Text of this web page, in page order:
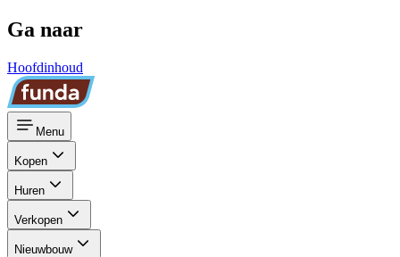
Ga naar
Hoofdinhoud
Menu
Kopen
Huren
Verkopen
Nieuwbouw